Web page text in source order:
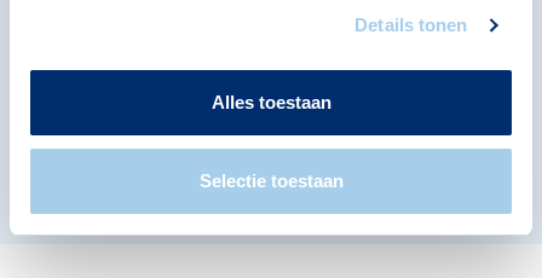
Details tonen
Alles toestaan
Selectie toestaan
Karpen